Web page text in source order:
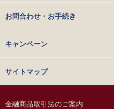
お問合わせ・お手続き
キャンペーン
サイトマップ
金融商品取引法のご案内